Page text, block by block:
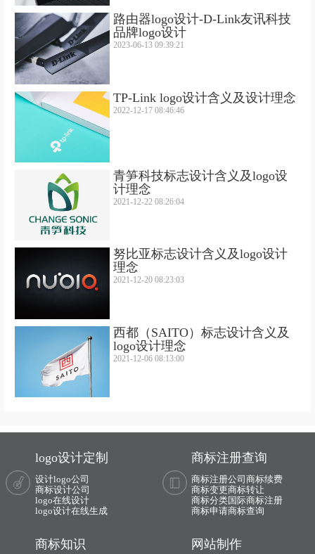
路由器logo设计-D-Link友讯科技
品牌logo设计
2023-06-13 09:39:21
TP-Link logo设计含义及设计理念
2022-12-17 08:46:46
青笋科技标志设计含义及logo设
计理念
2021-12-22 08:26:04
努比亚标志设计含义及logo设计
理念
2021-12-20 08:23:03
西都（SAITO）标志设计含义及
logo设计理念
2021-12-06 08:13:00
logo设计定制
设计logo公司
商标设计公司
logo在线设计
logo设计在线生成
商标注册查询
商标注册公司 商标续费
商标变更商标转让
商标分类国际商标注册
商标申请商标查询
商标知识 网站制作